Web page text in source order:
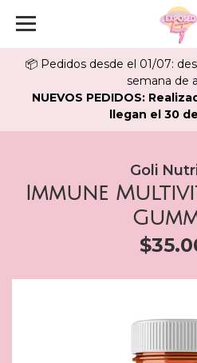
📦 Pedidos desde el 01/07:
semana de
NUEVOS PEDIDOS:
llegan el 30
Goli
Immune